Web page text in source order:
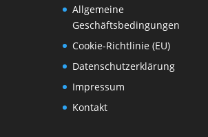
Allgemeine
Geschäftsbedingungen
Cookie-Richtlinie (EU)
Datenschutzerklärung
Impressum
Kontakt